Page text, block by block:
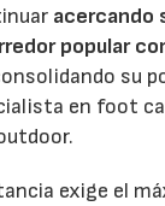
acercando
popular
su
en foot
exige el